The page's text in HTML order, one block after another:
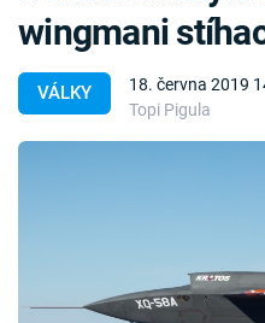
Témata
TV Program
VÁLKY
18. června 2019
Topi Pigula
wingmani